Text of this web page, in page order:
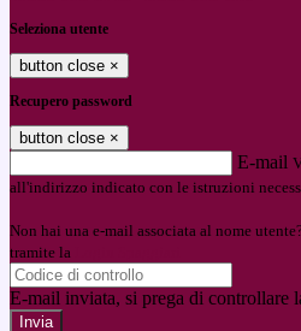
Seleziona utente
button close ×
Recupero password
button close ×
E-mail
all'indirizzo indicato con le istruzioni
Non hai una e-mail associata al nome
tramite la
E-mail inviata, si prega di controllare